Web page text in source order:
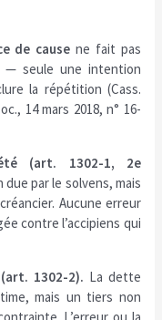
de cause ne fait pas
— seule une intention
la répétition (Cass.
14 mars 2018, n° 16-
(art. 1302-1, 2e
par le solvens, mais
Aucune erreur
contre l’accipiens qui
1302-2). La dette
mais un tiers non